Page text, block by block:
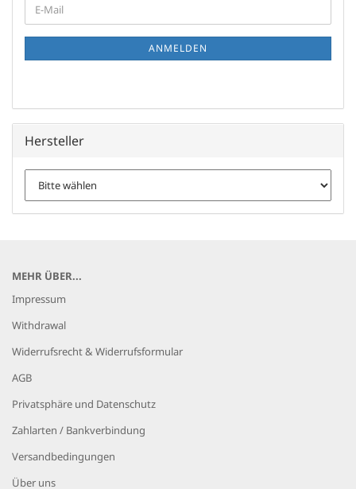
ZUR
NEWSLETTER-
E-
Mail
ANMELDEN
Hersteller
MEHR ÜBER...
Impressum
Withdrawal
Widerrufsrecht & Widerrufsformular
AGB
Privatsphäre und Datenschutz
Zahlarten / Bankverbindung
Versandbedingungen
Über uns